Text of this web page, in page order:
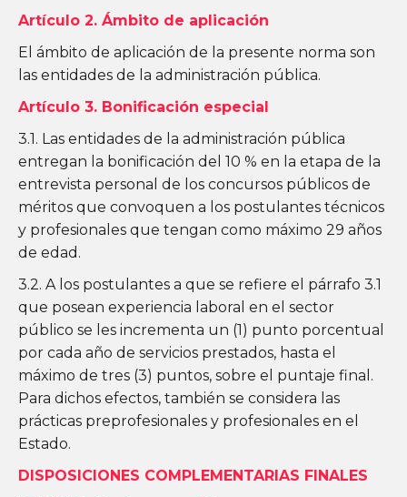
Artículo 2. Ámbito de aplicación
El ámbito de aplicación de la presente norma son
las entidades de la administración pública.
Artículo 3. Bonificación especial
3.1. Las entidades de la administración pública
entregan la bonificación del 10 % en la etapa de la
entrevista personal de los concursos públicos de
méritos que convoquen a los postulantes técnicos
y profesionales que tengan como máximo 29 años
de edad.
3.2. A los postulantes a que se refiere el párrafo 3.1
que posean experiencia laboral en el sector
público se les incrementa un (1) punto porcentual
por cada año de servicios prestados, hasta el
máximo de tres (3) puntos, sobre el puntaje final.
Para dichos efectos, también se considera las
prácticas preprofesionales y profesionales en el
Estado.
DISPOSICIONES COMPLEMENTARIAS FINALES